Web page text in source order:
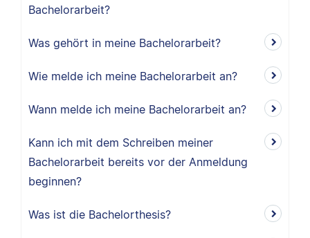
Bachelorarbeit?
Was gehört in meine Bachelorarbeit?
Wie melde ich meine Bachelorarbeit an?
Wann melde ich meine Bachelorarbeit an?
Kann ich mit dem Schreiben meiner
Bachelorarbeit bereits vor der Anmeldung
beginnen?
Was ist die Bachelorthesis?